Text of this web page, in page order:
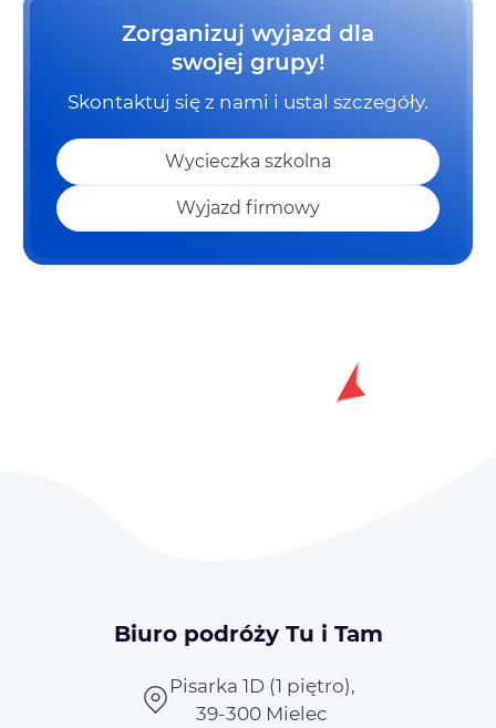
Zorganizuj wyjazd dla
swojej grupy!
Skontaktuj się z nami i ustal szczegóły.
Wycieczka szkolna
Wyjazd firmowy
Biuro podróży Tu i Tam
Pisarka 1D (1 piętro),
39-300 Mielec